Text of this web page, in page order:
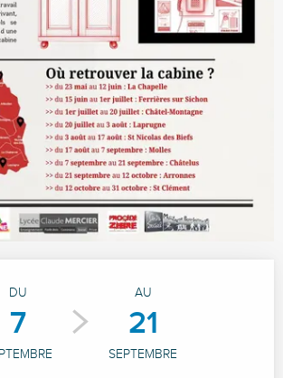
et coordonnées
DU
7
AU
21
SEPTEMBRE